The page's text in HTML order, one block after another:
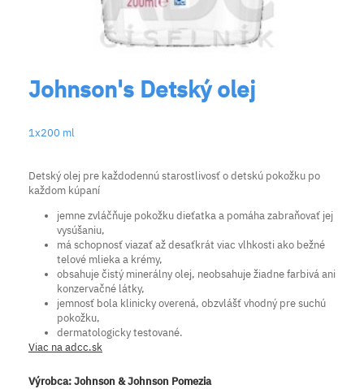
Johnson's Detský olej
1x200 ml
Detský olej pre každodennú starostlivosť o detskú pokožku po
každom kúpaní
jemne zvláčňuje pokožku dieťatka a pomáha zabraňovať jej
vysúšaniu,
má schopnosť viazať až desaťkrát viac vlhkosti ako bežné
telové mlieka a krémy,
obsahuje čistý minerálny olej, neobsahuje žiadne farbivá ani
konzervačné látky,
jemnosť bola klinicky overená, obzvlášť vhodný pre suchú
pokožku,
dermatologicky testované.
Viac na adcc.sk
Výrobca:Johnson & Johnson Pomezia